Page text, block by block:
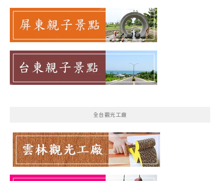
全台觀光工廠